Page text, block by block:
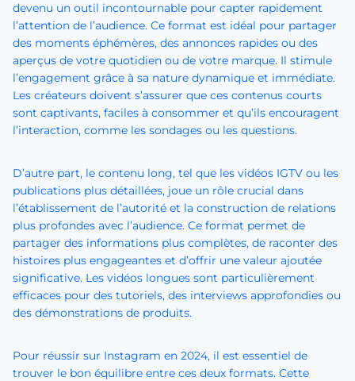
devenu un outil incontournable pour capter rapidement
l’attention de l’audience. Ce format est idéal pour partager
des moments éphémères, des annonces rapides ou des
aperçus de votre quotidien ou de votre marque. Il stimule
l’engagement grâce à sa nature dynamique et immédiate.
Les créateurs doivent s’assurer que ces contenus courts
sont captivants, faciles à consommer et qu’ils encouragent
l’interaction, comme les sondages ou les questions.
D’autre part, le contenu long, tel que les vidéos IGTV ou les
publications plus détaillées, joue un rôle crucial dans
l’établissement de l’autorité et la construction de relations
plus profondes avec l’audience. Ce format permet de
partager des informations plus complètes, de raconter des
histoires plus engageantes et d’offrir une valeur ajoutée
significative. Les vidéos longues sont particulièrement
efficaces pour des tutoriels, des interviews approfondies ou
des démonstrations de produits.
Pour réussir sur Instagram en 2024, il est essentiel de
trouver le bon équilibre entre ces deux formats. Cette